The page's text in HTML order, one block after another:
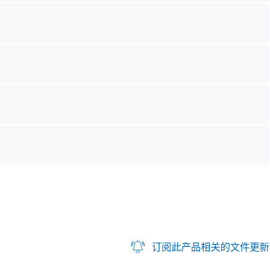
订阅此产品相关的文件更新